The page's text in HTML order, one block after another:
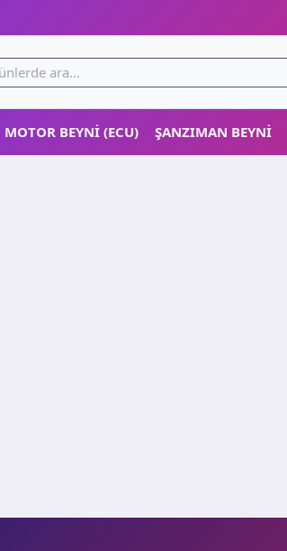
MOTOR BEYNI (ECU) ŞANZIMAN BEYNI